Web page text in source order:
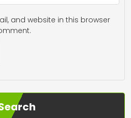
and website in this browser